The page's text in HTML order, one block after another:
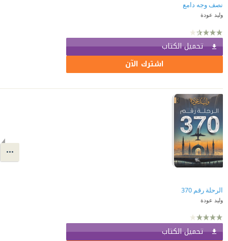
نصف وجه دامع
وليد عودة
تحميل الكتاب
اشترك الآن
الرحلة رقم 370
وليد عودة
تحميل الكتاب